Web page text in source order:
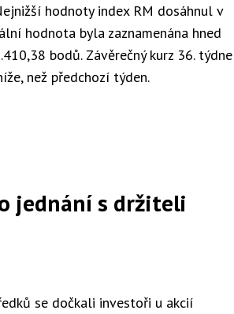
hodnoty index RM dosáhnul v
hodnota byla zaznamenána hned
bodů. Závěrečný kurz 36. týdne
než předchozí týden.
jednání s držiteli
se dočkali investoři u akcií